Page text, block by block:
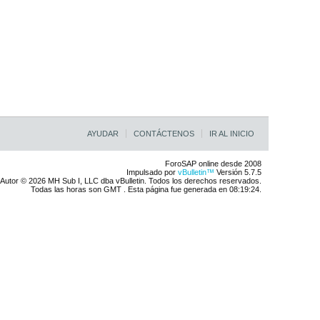
AYUDAR CONTÁCTENOS IR AL INICIO
ForoSAP online desde 2008
Impulsado por vBulletin™ Versión 5.7.5
© 2026 MH Sub I, LLC dba vBulletin. Todos los derechos reservados.
Todas las horas son GMT . Esta página fue generada en 08:19:24.